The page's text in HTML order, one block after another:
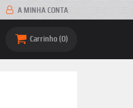
A MINHA CONTA
Carrinho 0